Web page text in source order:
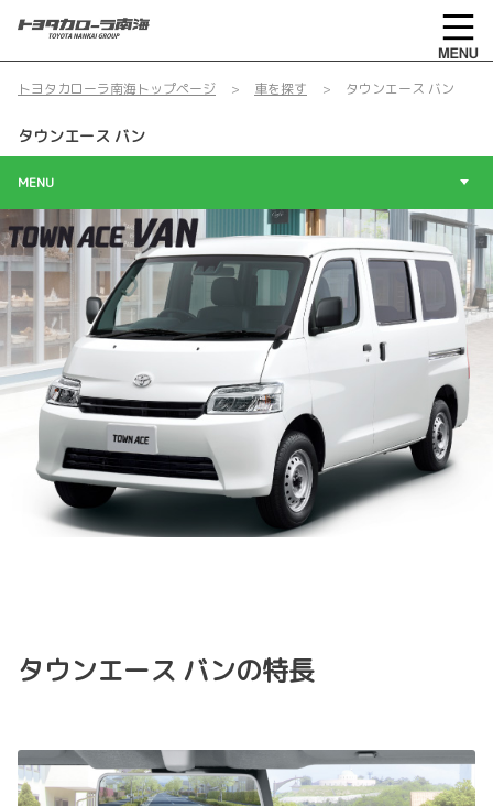
トヨタカローラ南海トップページ 車を探す タウンエース バン
タウンエース バン
MENU
タウンエース バンの特長